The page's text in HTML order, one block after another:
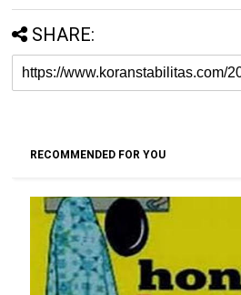
SHARE:
RECOMMENDED FOR YOU